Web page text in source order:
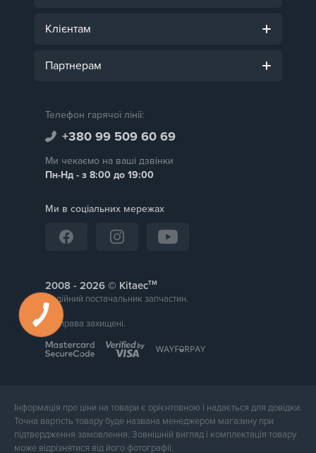
Клієнтам
Партнерам
Телефон гарячої лінії:
+380 99 509 60 69
Ми чекаємо на ваші дзвінки
Пн-Нд - з 8:00 до 19:00
Ми в соціальних мережах
2008 - © Kitaecтм
Надійний постачальник запчастин.
Всі права захищені.
Інформація про ціни на товари є орієнтовною і надається для довідки.
Точна вартість товару буде названа менеджером магазину при
підтвердження замовлення. Зовнішній вигляд і комплектація товару
може відрізнятися від його фотографії.